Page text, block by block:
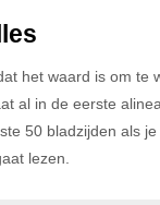
het waard is om te
al in de eerste
50 bladzijden als
lezen.